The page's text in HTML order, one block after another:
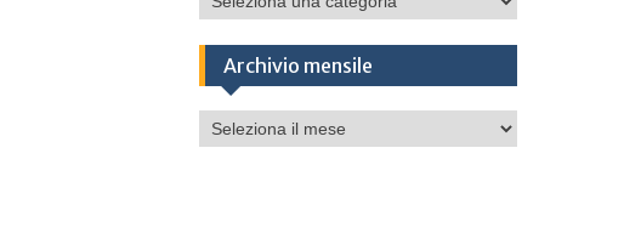
Archivio mensile
Archivio
mensile